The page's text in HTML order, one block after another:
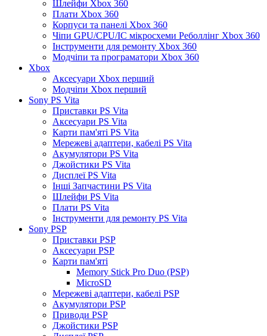
Шлейфи Xbox 360
Плати Xbox 360
Корпуси та панелі Xbox 360
Чіпи GPU/CPU/IC мікросхеми Реболлінг Xbox 360
Інструменти для ремонту Xbox 360
Модчіпи та програматори Xbox 360
Xbox
Аксесуари Xbox перший
Модчіпи Xbox перший
Sony PS Vita
Приставки PS Vita
Аксесуари PS Vita
Карти пам'яті PS Vita
Мережеві адаптери, кабелі PS Vita
Акумулятори PS Vita
Джойстики PS Vita
Дисплеї PS Vita
Інші Запчастини PS Vita
Шлейфи PS Vita
Плати PS Vita
Інструменти для ремонту PS Vita
Sony PSP
Приставки PSP
Аксесуари PSP
Карти пам'яті
Memory Stick Pro Duo (PSP)
MicroSD
Мережеві адаптери, кабелі PSP
Акумулятори PSP
Приводи PSP
Джойстики PSP